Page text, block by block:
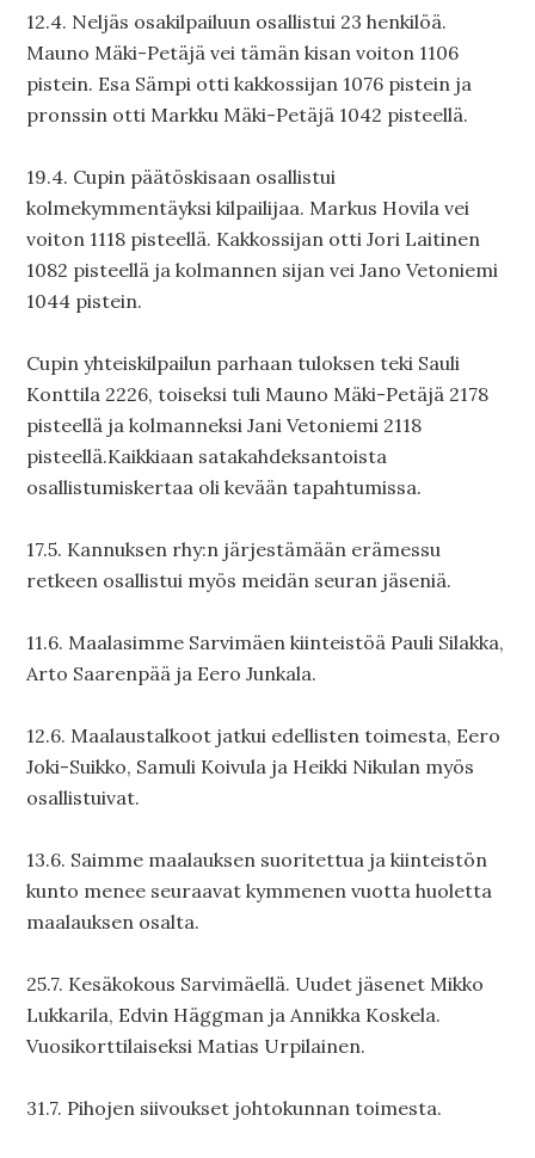
12.4. Neljäs osakilpailuun osallistui 23 henkilöä.
Mauno Mäki-Petäjä vei tämän kisan voiton 1106
pistein. Esa Sämpi otti kakkossijan 1076 pistein ja
pronssin otti Markku Mäki-Petäjä 1042 pisteellä.
19.4. Cupin päätöskisaan osallistui
kolmekymmentäyksi kilpailijaa. Markus Hovila vei
voiton 1118 pisteellä. Kakkossijan otti Jori Laitinen
1082 pisteellä ja kolmannen sijan vei Jano Vetoniemi
1044 pistein.
Cupin yhteiskilpailun parhaan tuloksen teki Sauli
Konttila 2226, toiseksi tuli Mauno Mäki-Petäjä 2178
pisteellä ja kolmanneksi Jani Vetoniemi 2118
pisteellä.Kaikkiaan satakahdeksantoista
osallistumiskertaa oli kevään tapahtumissa.
17.5. Kannuksen rhy:n järjestämään erämessu
retkeen osallistui myös meidän seuran jäseniä.
11.6. Maalasimme Sarvimäen kiinteistöä Pauli Silakka,
Arto Saarenpää ja Eero Junkala.
12.6. Maalaustalkoot jatkui edellisten toimesta, Eero
Joki-Suikko, Samuli Koivula ja Heikki Nikulan myös
osallistuivat.
13.6. Saimme maalauksen suoritettua ja kiinteistön
kunto menee seuraavat kymmenen vuotta huoletta
maalauksen osalta.
25.7. Kesäkokous Sarvimäellä. Uudet jäsenet Mikko
Lukkarila, Edvin Häggman ja Annikka Koskela.
Vuosikorttilaiseksi Matias Urpilainen.
31.7. Pihojen siivoukset johtokunnan toimesta.